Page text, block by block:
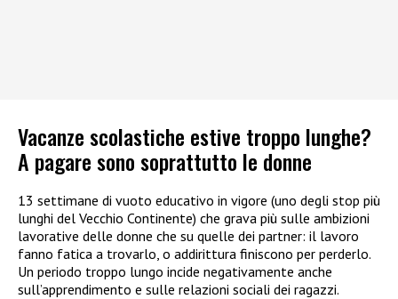
Vacanze scolastiche estive troppo lunghe?
A pagare sono soprattutto le donne
13 settimane di vuoto educativo in vigore (uno degli stop più
lunghi del Vecchio Continente) che grava più sulle ambizioni
lavorative delle donne che su quelle dei partner: il lavoro
fanno fatica a trovarlo, o addirittura finiscono per perderlo.
Un periodo troppo lungo incide negativamente anche
sull’apprendimento e sulle relazioni sociali dei ragazzi.